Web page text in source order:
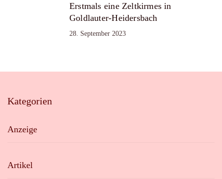
Erstmals eine Zeltkirmes in
Goldlauter-Heidersbach
28. September 2023
Kategorien
Anzeige
Artikel